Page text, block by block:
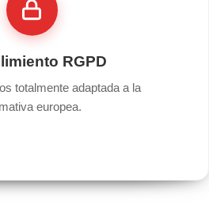
RGPD
totalmente adaptada a la
europea.